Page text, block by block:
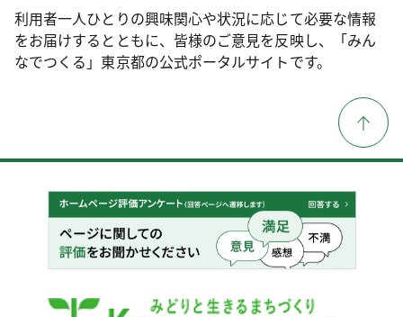
利用者一人ひとりの興味関心や状況に応じて必要な情報
をお届けするとともに、皆様のご意見を反映し、「みん
なでつくる」東京都の公式ポータルサイトです。